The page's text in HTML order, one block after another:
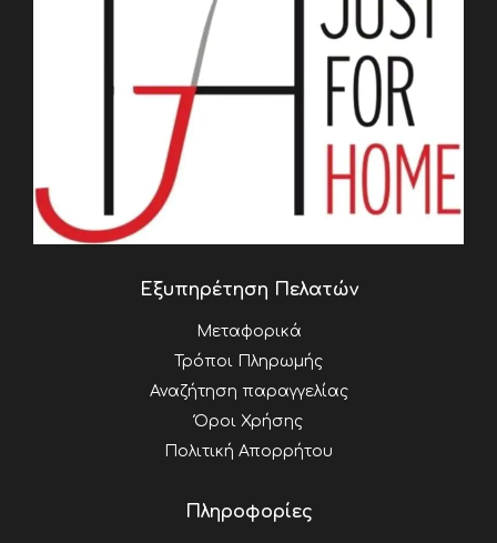
Εξυπηρέτηση Πελατών
Μεταφορικά
Τρόποι Πληρωμής
Αναζήτηση παραγγελίας
Όροι Χρήσης
Πολιτική Απορρήτου
Πληροφορίες